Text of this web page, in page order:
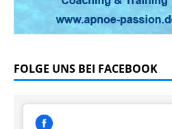
FOLGE UNS BEI FACEBOOK